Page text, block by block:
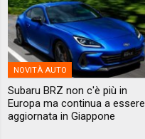
NOVITÀ AUTO
Subaru BRZ non c'è più in
Europa ma continua a essere
aggiornata in Giappone